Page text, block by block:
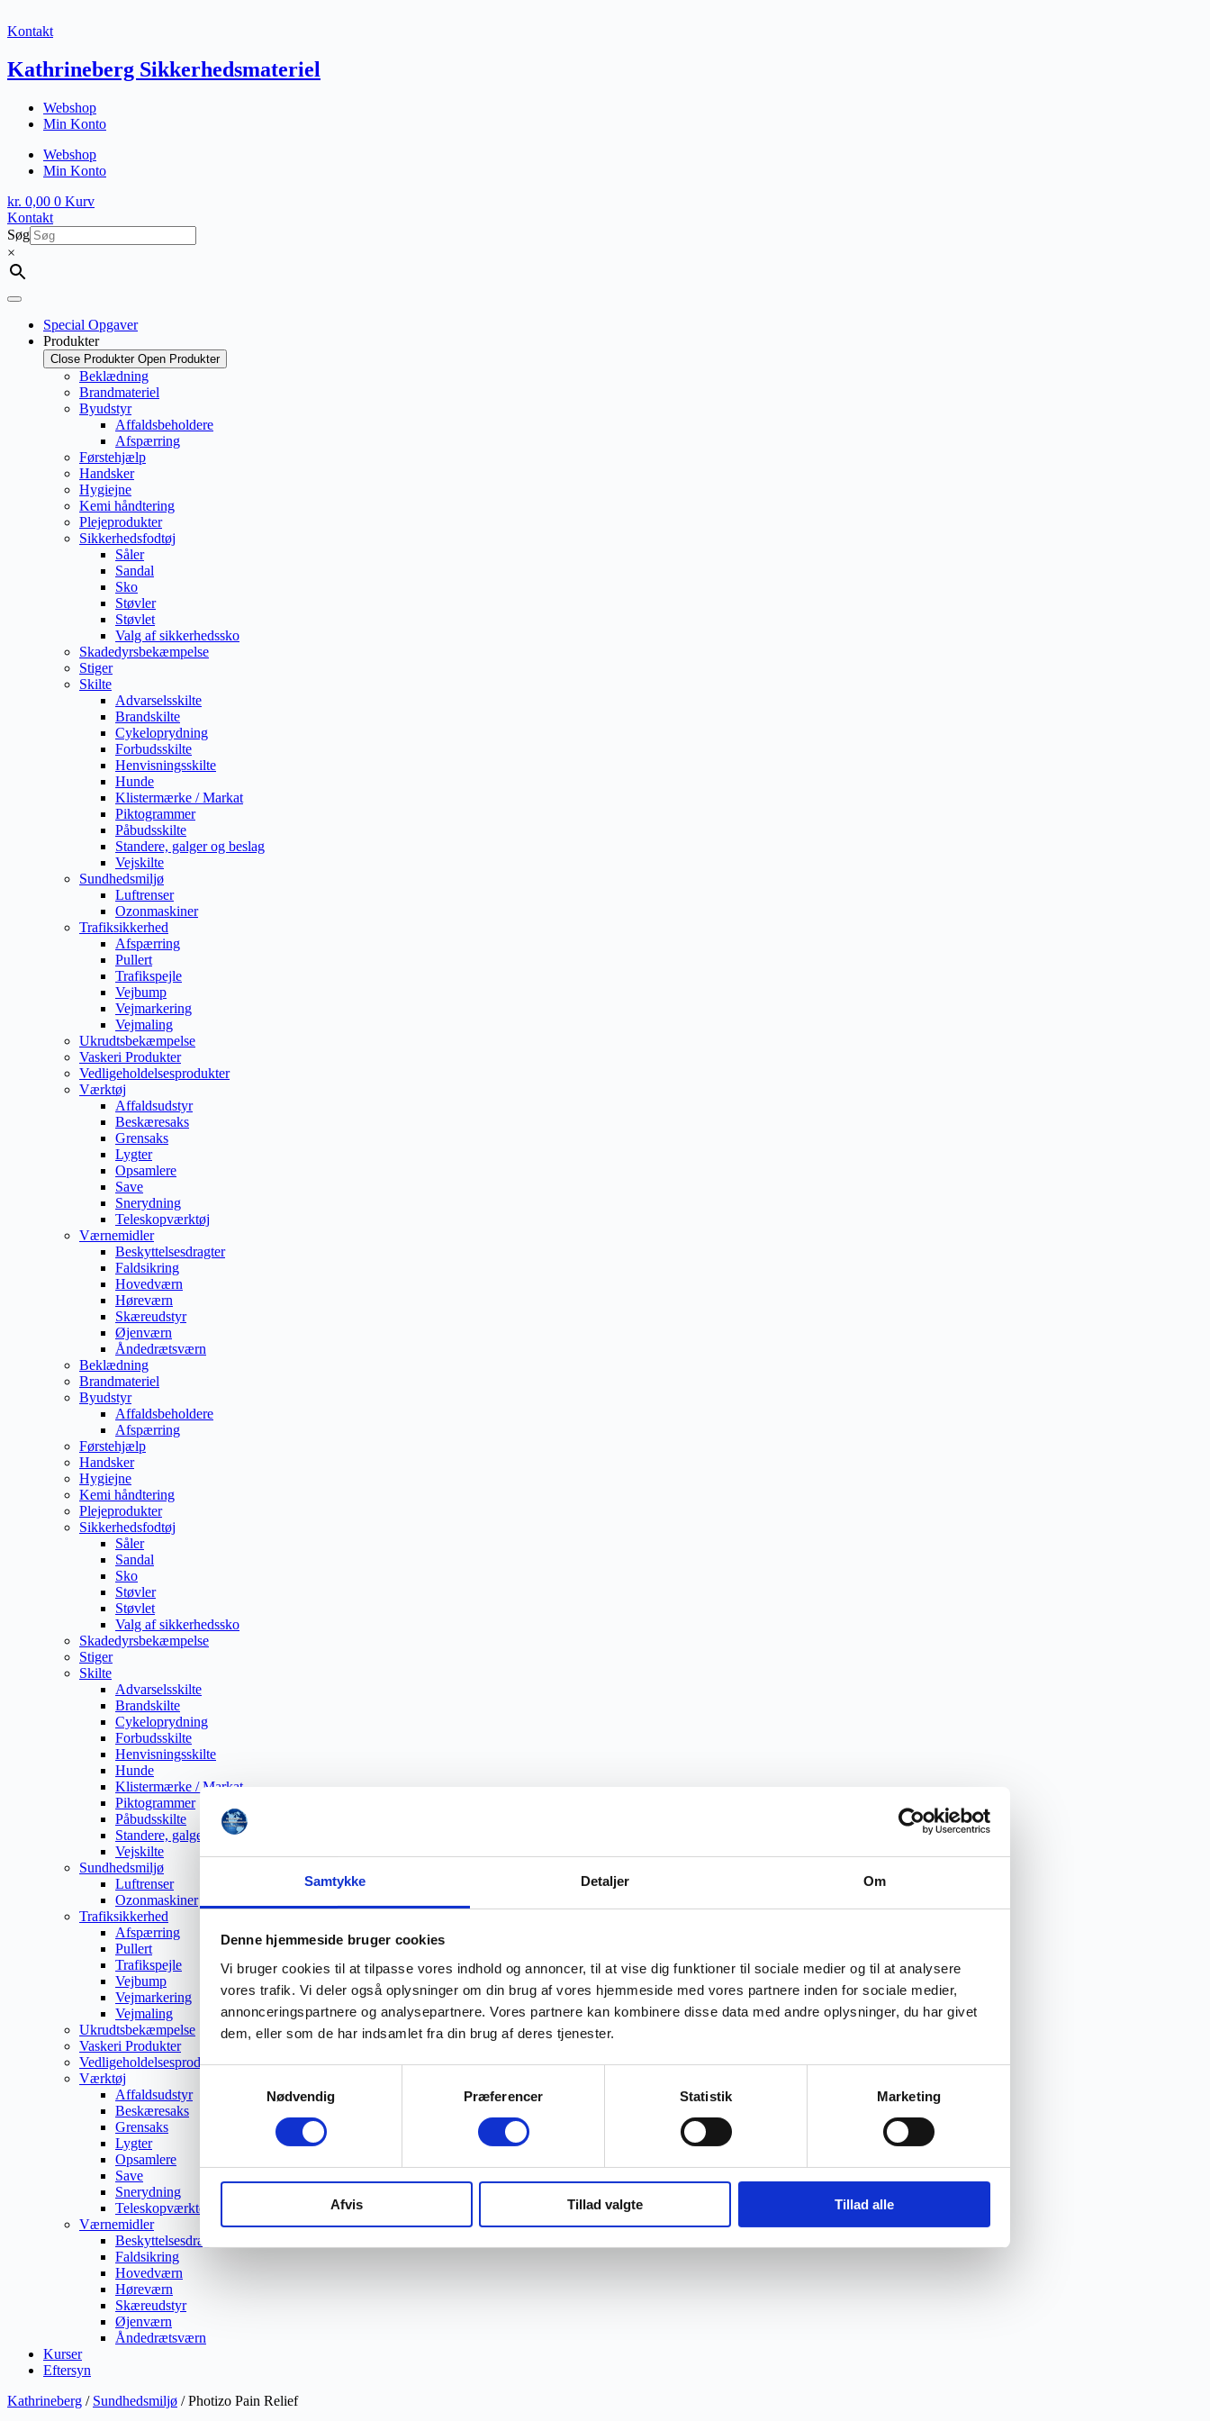
Samtykke Detaljer Om
Denne hjemmeside bruger cookies
Vi bruger cookies til at tilpasse vores indhold og annoncer, til at vise dig funktioner til sociale medier og til at analysere
vores trafik. Vi deler også oplysninger om din brug af vores hjemmeside med vores partnere inden for sociale medier,
annonceringspartnere og analysepartnere. Vores partnere kan kombinere disse data med andre oplysninger, du har givet
dem, eller som de har indsamlet fra din brug af deres tjenester.
Nødvendig
Præferencer Statistik Marketing
Afvis Tillad valgte Tillad alle
til
Kontakt
Kathrineberg Sikkerhedsmateriel
Webshop
Min Konto
Webshop
Min Konto
kr. 0,00 0 Kurv
Kontakt
Søg
×
Special Opgaver
Produkter
Close Produkter Open Produkter
Beklædning
Brandmateriel
Byudstyr
Affaldsbeholdere
Afspærring
Førstehjælp
Handsker
Hygiejne
Kemi håndtering
Plejeprodukter
Sikkerhedsfodtøj
Såler
Sandal
Sko
Støvler
Støvlet
Valg af sikkerhedssko
Skadedyrsbekæmpelse
Stiger
Skilte
Advarselsskilte
Brandskilte
Cykeloprydning
Forbudsskilte
Henvisningsskilte
Hunde
Klistermærke / Markat
Piktogrammer
Påbudsskilte
Standere, galger og beslag
Vejskilte
Sundhedsmiljø
Luftrenser
Ozonmaskiner
Trafiksikkerhed
Afspærring
Pullert
Trafikspejle
Vejbump
Vejmarkering
Vejmaling
Ukrudtsbekæmpelse
Vaskeri Produkter
Vedligeholdelsesprodukter
Værktøj
Affaldsudstyr
Beskæresaks
Grensaks
Lygter
Opsamlere
Save
Snerydning
Teleskopværktøj
Værnemidler
Beskyttelsesdragter
Faldsikring
Hovedværn
Høreværn
Skæreudstyr
Øjenværn
Åndedrætsværn
Beklædning
Brandmateriel
Byudstyr
Affaldsbeholdere
Afspærring
Førstehjælp
Handsker
Hygiejne
Kemi håndtering
Plejeprodukter
Sikkerhedsfodtøj
Såler
Sandal
Sko
Støvler
Støvlet
Valg af sikkerhedssko
Skadedyrsbekæmpelse
Stiger
Skilte
Advarselsskilte
Brandskilte
Cykeloprydning
Forbudsskilte
Henvisningsskilte
Hunde
Klistermærke / Markat
Piktogrammer
Påbudsskilte
Standere, galger og beslag
Vejskilte
Sundhedsmiljø
Luftrenser
Ozonmaskiner
Trafiksikkerhed
Afspærring
Pullert
Trafikspejle
Vejbump
Vejmarkering
Vejmaling
Ukrudtsbekæmpelse
Vaskeri Produkter
Vedligeholdelsesprodukter
Værktøj
Affaldsudstyr
Beskæresaks
Grensaks
Lygter
Opsamlere
Save
Snerydning
Teleskopværktøj
Værnemidler
Beskyttelsesdragter
Faldsikring
Hovedværn
Høreværn
Skæreudstyr
Øjenværn
Åndedrætsværn
Kurser
Eftersyn
Kathrineberg / Sundhedsmiljø / Photizo Pain Relief